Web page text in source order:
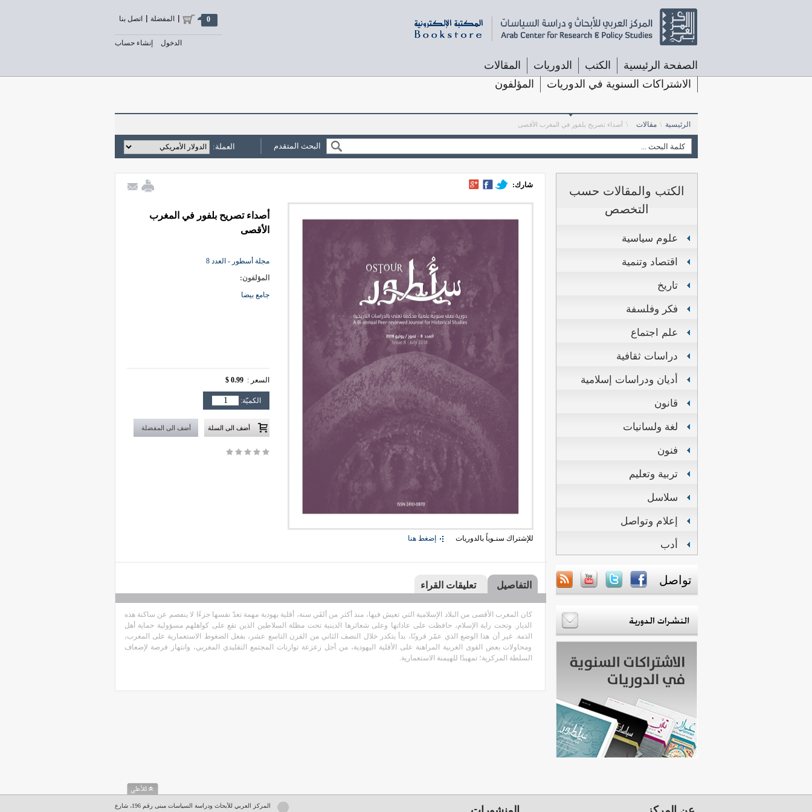
اتصل بنا المفضلة 0
الصفحة الرئيسية الكتب الدوريات
المقالات
الاشتراكات السنوية في الدوريات
المؤلفون
إنشاء حساب الدخول
الرئيسية \ مقالات \ أصداء تصريح بلفور في المغرب الأقصى
البحث المتقدم العملة:
الكتب والمقالات حسب
التخصص
علوم سياسية
اقتصاد وتنمية
تاريخ
فكر وفلسفة
علم اجتماع
دراسات ثقافية
أديان ودراسات إسلامية
قانون
لغة ولسانيات
فنون
تربية وتعليم
سلاسل
إعلام وتواصل
أدب
تواصل
شارك:
للإشتراك سنـوياً بالدوريات إضغط هنا
أصداء تصريح بلفور في المغرب
الأقصى
مجلة أسطور - العدد 8
المؤلفون:
جامع بيضا
السعر : 0.99 $
الكميّة:
التفاصيل تعليقات القراء
كان المغرب الأقصى من البلاد الإسلامية التي تعيش فيها، منذ أكثر من ألفَي سنة، أقلية يهودية مهمة تعدّ نفسها جزءًا لا ينفصم عن ساكنة هذه
الديار. وتحت راية الإسلام، حافظت على عاداتها وعلى شعائرها الدينية تحت مظلة السلاطين الذين تقع على كواهلهم مسؤولية حماية أهل
الذمة. غير أن هذا الوضع الذي عمّر قرونًا، بدأ يتكدر خلال النصف الثاني من القرن التاسع عشر، بفعل الضغوط الاستعمارية على المغرب،
ومحاولات بعض القوى الغربية المراهنة على الأقلية اليهودية، من أجل زعزعة توازنات المجتمع التقليدي المغربي، وانتهاز فرصة لإضعاف
السلطة المركزية؛ تمهيدًا للهيمنة الاستعمارية.
المركز العربي للأبحاث ودراسة السياسات مبنى رقم 196، شارع